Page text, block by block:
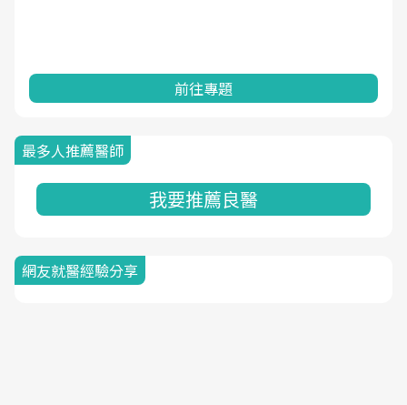
前往專題
最多人推薦醫師
我要推薦良醫
網友就醫經驗分享